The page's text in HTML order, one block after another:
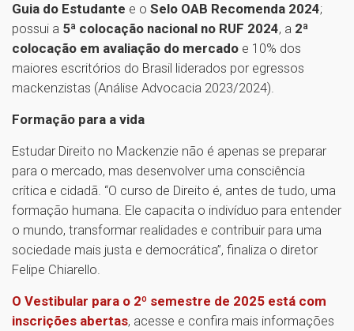
Guia do Estudante e o Selo OAB Recomenda 2024;
possui a 5ª colocação nacional no RUF 2024, a 2ª
colocação em avaliação do mercado e 10% dos
maiores escritórios do Brasil liderados por egressos
mackenzistas (Análise Advocacia 2023/2024).
Formação para a vida
Estudar Direito no Mackenzie não é apenas se preparar
para o mercado, mas desenvolver uma consciência
crítica e cidadã. “O curso de Direito é, antes de tudo, uma
formação humana. Ele capacita o indivíduo para entender
o mundo, transformar realidades e contribuir para uma
sociedade mais justa e democrática”, finaliza o diretor
Felipe Chiarello.
O Vestibular para o 2º semestre de 2025 está com
inscrições abertas, acesse e confira mais informações